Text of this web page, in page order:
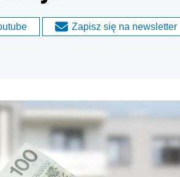
Zapisz się na newsletter